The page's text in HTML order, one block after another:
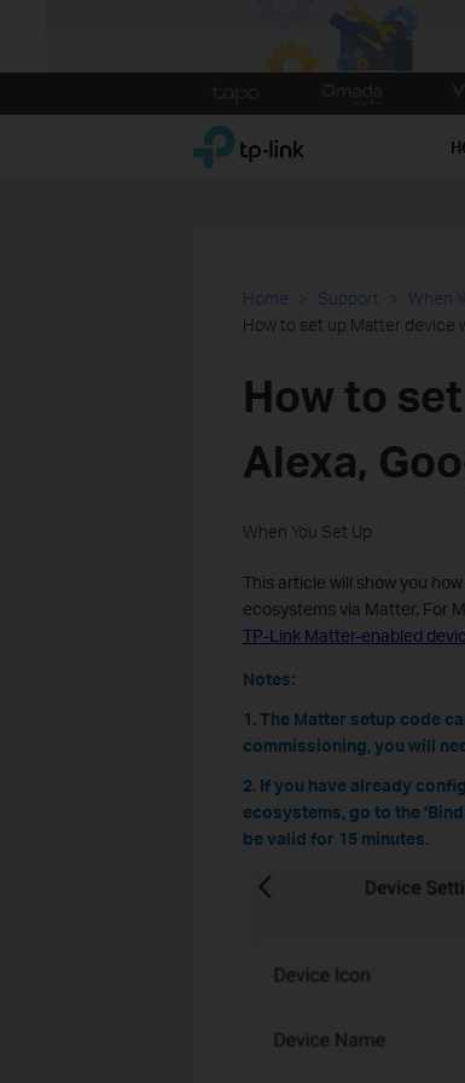
to
TP-Link, Reliably Smart
Home Support
When
How to set up Matter device
How to
Alexa,
When You Set Up
This article will show you
ecosystems via Matter. For
TP-Link Matter-enabled
Notes:
1. The Matter setup code
commissioning, you will
2. If you have already
ecosystems, go to the
be valid for 15 minutes.